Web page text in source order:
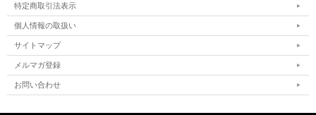
特定商取引法表示
個人情報の取扱い
サイトマップ
メルマガ登録
お問い合わせ